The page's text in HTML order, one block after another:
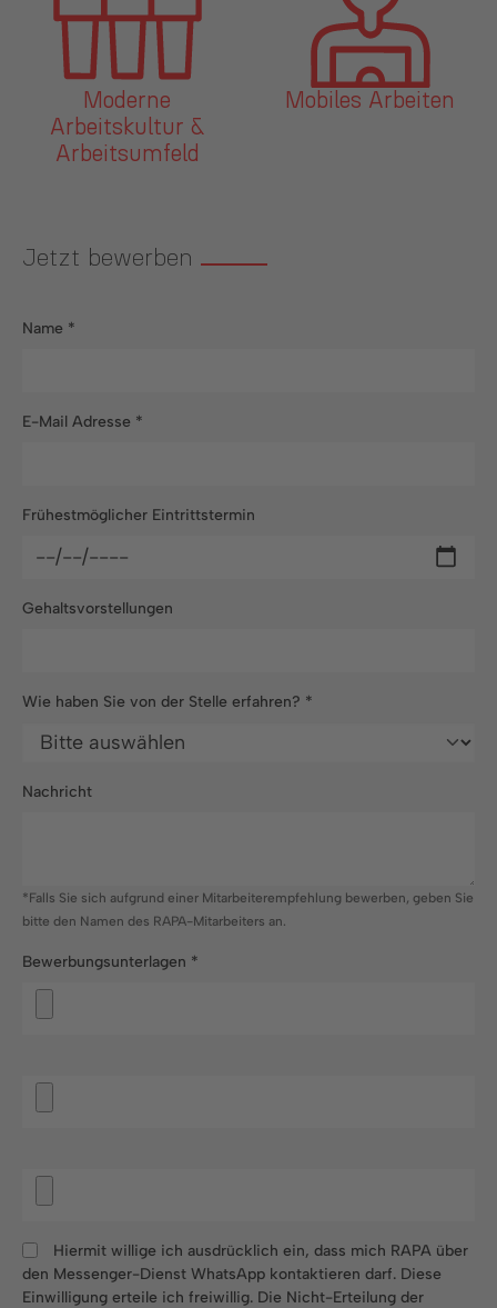
Mobiles Arbeiten
Betriebskantine
Jetzt bewerben
Name *
E-Mail Adresse *
Frühestmöglicher Eintrittstermin
Gehaltsvorstellungen
Wie haben Sie von der Stelle erfahren? *
Nachricht
*Falls Sie sich aufgrund einer Mitarbeiterempfehlung bewerben, geben Sie
bitte den Namen des RAPA-Mitarbeiters an.
Bewerbungsunterlagen *
Hiermit willige ich ausdrücklich ein, dass mich RAPA über
den Messenger-Dienst WhatsApp kontaktieren darf. Diese
Einwilligung erteile ich freiwillig. Die Nicht-Erteilung der